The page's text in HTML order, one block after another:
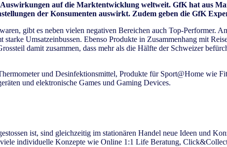
auf die Marktentwicklung weltweit. GfK hat aus
der Konsumenten auswirkt. Zudem geben die GfK
gibt es neben vielen negativen Bereichen auch Top-Performer.
Umsatzeinbussen. Ebenso Produkte in Zusammenhang mit
damit zusammen, dass mehr als die Hälfte der Schweizer
und Desinfektionsmittel, Produkte für Sport@Home wie
und elektronische Games und Gaming Devices.
ist, sind gleichzeitig im stationären Handel neue Ideen und
individuelle Konzepte wie Online 1:1 Life Beratung,